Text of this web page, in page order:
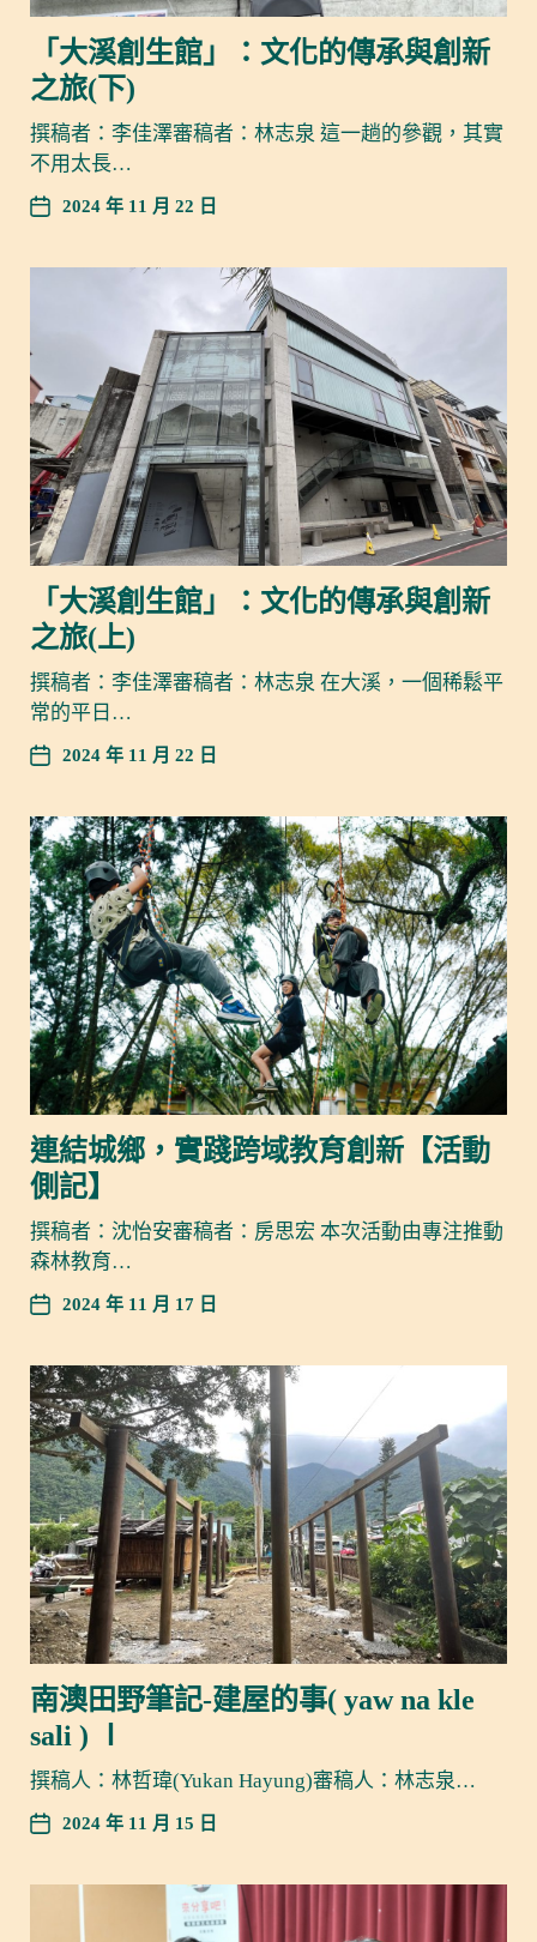
「大溪創生館」：文化的傳承與創新
之旅(下)
撰稿者：李佳澤審稿者：林志泉 這一趟的參觀，其實
不用太長…
2024 年 11 月 22 日
「大溪創生館」：文化的傳承與創新
之旅(上)
撰稿者：李佳澤審稿者：林志泉 在大溪，一個稀鬆平
常的平日…
2024 年 11 月 22 日
連結城鄉，實踐跨域教育創新【活動
側記】
撰稿者：沈怡安審稿者：房思宏 本次活動由專注推動
森林教育…
2024 年 11 月 17 日
南澳田野筆記-建屋的事( yaw na kle
sali ) Ⅰ
撰稿人：林哲瑋(Yukan Hayung)審稿人：林志泉…
2024 年 11 月 15 日